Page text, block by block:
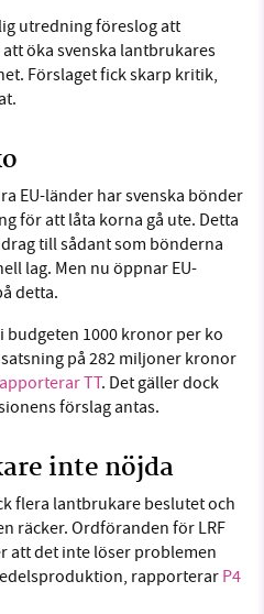
LinkedIn
utredning föreslog att
öka svenska lantbrukares
Förslaget fick skarp kritik,
EU-länder har svenska bönder
för att låta korna gå ute. Detta
till sådant som bönderna
lag. Men nu öppnar EU-
detta.
1000 kronor per ko
på 282 miljoner kronor
TT. Det gäller dock
förslag antas.
inte nöjda
flera lantbrukare beslutet och
räcker. Ordföranden för LRF
att det inte löser problemen
rapporterar P4
framtid. Sedan
ideella redaktion drivit
framåt genom
Nu vill vi
oss.
att swisha en slant till